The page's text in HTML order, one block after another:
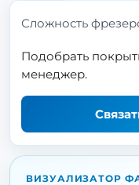
Сложность
Подобрать
менеджер.
ВИЗУАЛИЗАТОР